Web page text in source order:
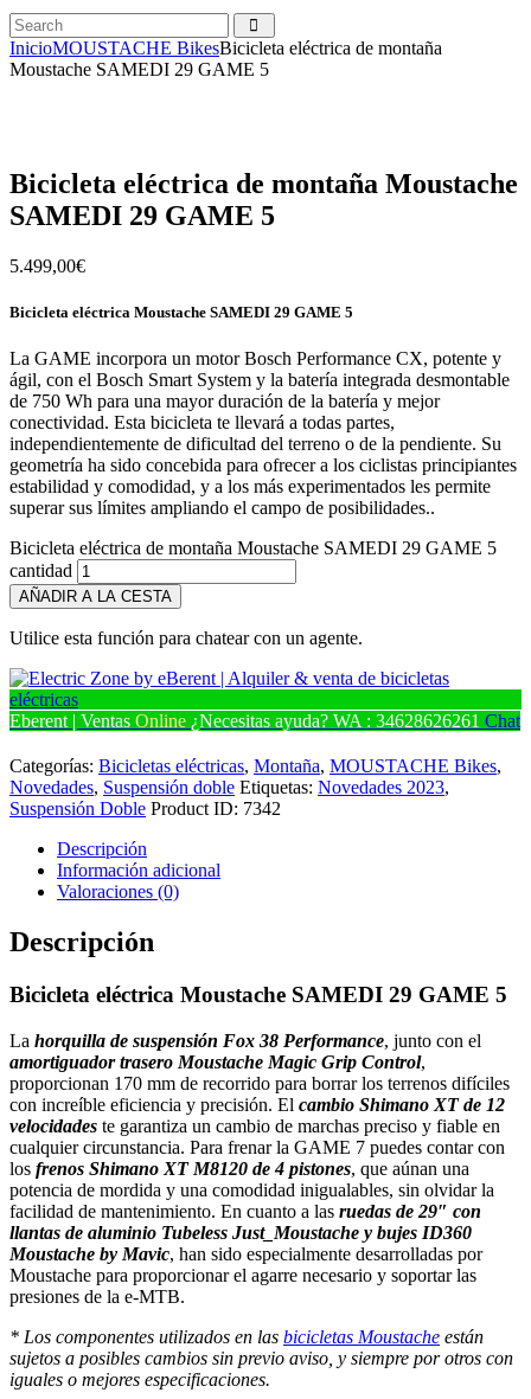
InicioMOUSTACHE BikesBicicleta eléctrica de montaña
Moustache SAMEDI 29 GAME 5
Bicicleta eléctrica de montaña Moustache
SAMEDI 29 GAME 5
5.499,00€
Bicicleta eléctrica Moustache SAMEDI 29 GAME 5
La GAME incorpora un motor Bosch Performance CX, potente y
ágil, con el Bosch Smart System y la batería integrada desmontable
de 750 Wh para una mayor duración de la batería y mejor
conectividad. Esta bicicleta te llevará a todas partes,
independientemente de dificultad del terreno o de la pendiente. Su
geometría ha sido concebida para ofrecer a los ciclistas principiantes
estabilidad y comodidad, y a los más experimentados les permite
superar sus límites ampliando el campo de posibilidades..
Bicicleta eléctrica de montaña Moustache SAMEDI 29 GAME 5
cantidad
AÑADIR A LA CESTA
Utilice esta función para chatear con un agente.
Eberent | Ventas Online ¿Necesitas ayuda? WA : 34628626261 Chat
Categorías: Bicicletas eléctricas, Montaña, MOUSTACHE Bikes,
Novedades, Suspensión doble Etiquetas: Novedades 2023,
Suspensión Doble Product ID: 7342
Descripción
Información adicional
Valoraciones (0)
Descripción
Bicicleta eléctrica Moustache SAMEDI 29 GAME 5
La horquilla de suspensión Fox 38 Performance, junto con el
amortiguador trasero Moustache Magic Grip Control,
proporcionan 170 mm de recorrido para borrar los terrenos difíciles
con increíble eficiencia y precisión. El cambio Shimano XT de 12
velocidades te garantiza un cambio de marchas preciso y fiable en
cualquier circunstancia. Para frenar la GAME 7 puedes contar con
los frenos Shimano XT M8120 de 4 pistones, que aúnan una
potencia de mordida y una comodidad inigualables, sin olvidar la
facilidad de mantenimiento. En cuanto a las ruedas de 29″ con
llantas de aluminio Tubeless Just_Moustache y bujes ID360
Moustache by Mavic, han sido especialmente desarrolladas por
Moustache para proporcionar el agarre necesario y soportar las
presiones de la e-MTB.
* Los componentes utilizados en las bicicletas Moustache están
sujetos a posibles cambios sin previo aviso, y siempre por otros con
iguales o mejores especificaciones.